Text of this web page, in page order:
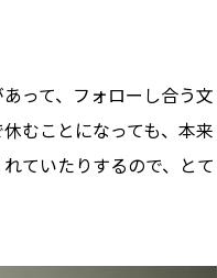
って、フォローし合う文
むことになっても、本来
ていたりするので、とて